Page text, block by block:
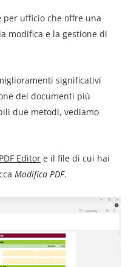
per ufficio che offre una
modifica e la gestione di
significativi
dei documenti più
due metodi, vediamo
Editor e il file di cui hai
Modifica PDF.